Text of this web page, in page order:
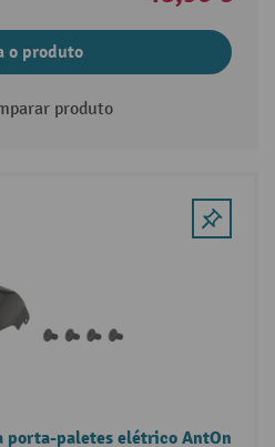
o produto
produto
porta-paletes elétrico AntOn